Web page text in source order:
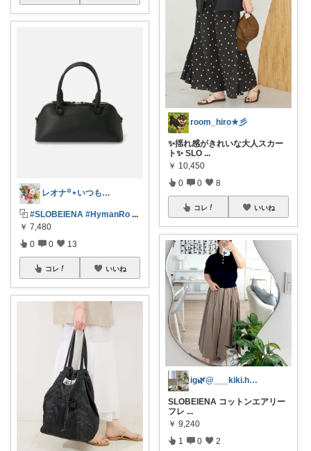
レオナ꙳⋆いつもありがとうございます🌼
⿻ #SLOBEIENA #HymanRo ...
￥ 7,480
0 0 13
コレ いいね
room_hiro★彡
✨揺れ感がきれいな大人スカー
ト✨ SLO ...
￥ 10,450
0 0 8
コレ いいね
ig🌿@___kiki.home___
SLOBEIENA コットンエアリー
フレ ...
￥ 9,240
1 0 2